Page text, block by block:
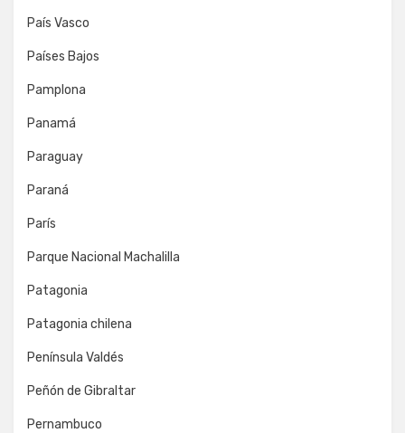
País Vasco
Países Bajos
Pamplona
Panamá
Paraguay
Paraná
París
Parque Nacional Machalilla
Patagonia
Patagonia chilena
Península Valdés
Peñón de Gibraltar
Pernambuco